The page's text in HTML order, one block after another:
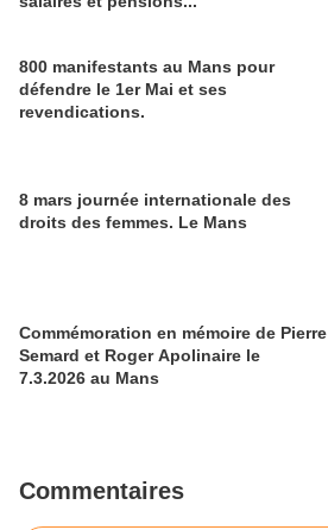
800 manifestants au Mans pour
défendre le 1er Mai et ses
revendications.
8 mars journée internationale des
droits des femmes. Le Mans
Commémoration en mémoire de Pierre
Semard et Roger Apolinaire le
7.3.2026 au Mans
Commentaires